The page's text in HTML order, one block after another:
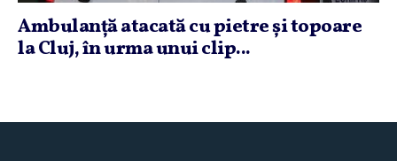
Ambulanţă atacată cu pietre şi topoare
la Cluj, în urma unui clip...